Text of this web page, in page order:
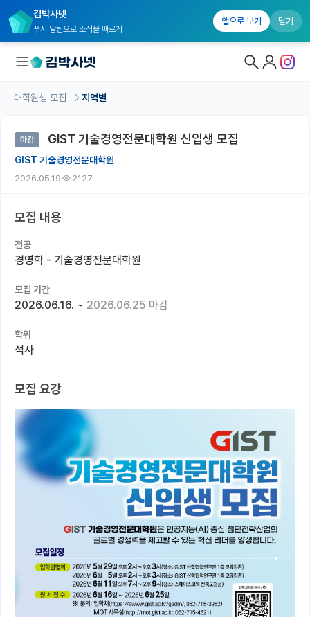
김박사넷
푸시 알림으로 소식을 빠르게
앱으로 보기 닫기
대학원생 모집 홈
전공별 모집 정보
지역별 모집 정보
국내대학원 정보
연구실&오픈랩
커뮤니티
유학교육
이벤트
반도체 아카데미
재팬라운지 🌸
대학원생 모집 지역별
마감 GIST 기술경영전문대학원 신입생 모집
GIST 기술경영전문대학원
2026.05.19 2127
모집 내용
전공
경영학 - 기술경영전문대학원
모집 기간
2026.06.16. ~ 2026.06.25 마감
학위
석사
모집 요강